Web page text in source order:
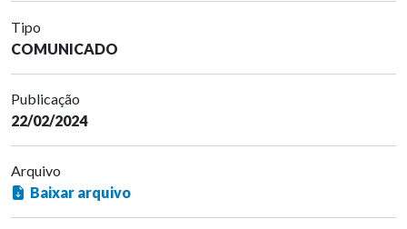
Tipo
COMUNICADO
Publicação
22/02/2024
Arquivo
Baixar arquivo